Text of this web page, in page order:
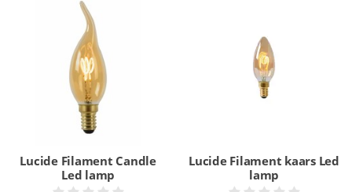
Lucide Filament Candle
Led lamp
Lucide Filament kaars Led
lamp